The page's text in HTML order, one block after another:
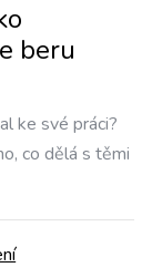
beru
ke své práci?
co dělá s těmi